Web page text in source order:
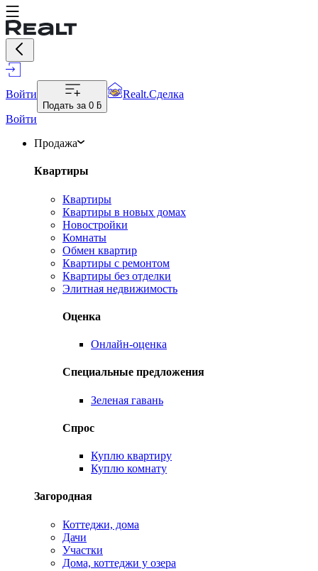
Войти
Подать за 0 ƃ
Realt.Сделка
Войти
Продажа
Квартиры
Квартиры
Квартиры в новых домах
Новостройки
Комнаты
Обмен квартир
Квартиры с ремонтом
Квартиры без отделки
Элитная недвижимость
Оценка
Онлайн-оценка
Специальные предложения
Зеленая гавань
Спрос
Куплю квартиру
Куплю комнату
Загородная
Коттеджи, дома
Дачи
Участки
Дома, коттеджи у озера